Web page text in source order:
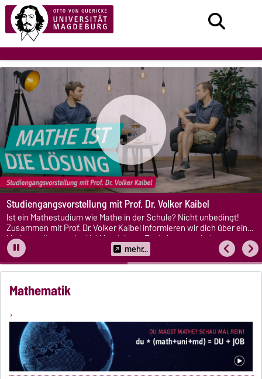
Studiengangsvorstellung mit Prof. Dr. Volker Kaibel
Ist ein Mathestudium wie Mathe in der Schule? Nicht unbedingt!
Zusammen mit Prof. Dr. Volker Kaibel informieren wir dich über ein
Mathestudium an der Uni Magdeburg. Finde heraus, ob der
Studiengang zu dir passt, welche Inhalte im Studium auf dich
warten und welche Jobchancen du nach dem Studium hast. Schau
dir jetzt unser Video an!
mehr...
Mathematik